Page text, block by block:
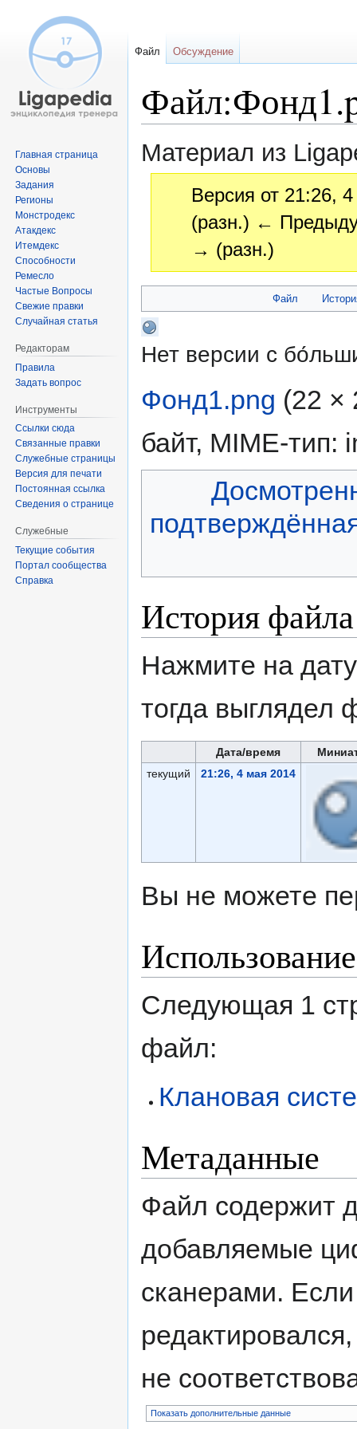
Материал из
Версия от 21:26,
(разн.) ←
→ (разн.)
к
навигации
к
поиску
Файл
Нет версии с
Фонд1.png (22 ×
байт, MIME-тип:
История файла
Нажмите на
тогда выглядел
Дата/время
текущий
21:26, 4 мая 2014
Вы не можете
Следующая 1
файл:
Клановая
Метаданные
Файл содержит
добавляемые
сканерами.
не
Показать дополнительные данные
Файл Обсуждение
Главная страница
Основы
Задания
Регионы
Монстродекс
Атакдекс
Итемдекс
Способности
Ремесло
Частые Вопросы
Свежие правки
Случайная статья
Редакторам
Правила
Задать вопрос
Инструменты
Ссылки сюда
Связанные правки
Служебные страницы
Версия для печати
Постоянная ссылка
Сведения о странице
Служебные
Текущие события
Портал сообщества
Справка